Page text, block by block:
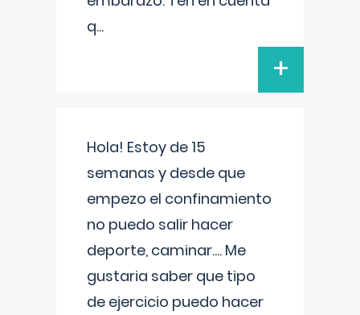
q...
+
Hola! Estoy de 15
semanas y desde que
empezo el confinamiento
no puedo salir hacer
deporte, caminar.... Me
gustaria saber que tipo
de ejercicio puedo hacer